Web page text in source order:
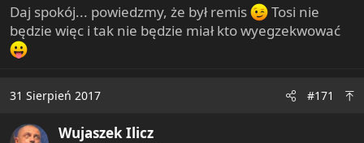
Daj spokój... powiedzmy, że był remis
Tosi nie
będzie więc i tak nie będzie miał kto wyegzekwować
31 Sierpień 2017 #171
Wujaszek Ilicz